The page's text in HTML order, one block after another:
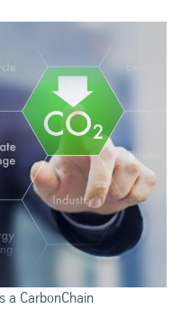
a CarbonChain